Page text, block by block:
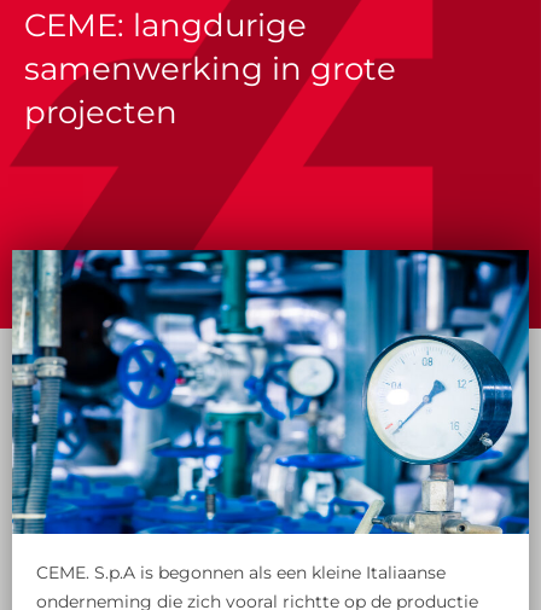
CEME: langdurige
samenwerking in grote
projecten
CEME. S.p.A is begonnen als een kleine Italiaanse
onderneming die zich vooral richtte op de productie